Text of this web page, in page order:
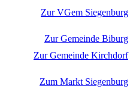
Zur VGem Siegenburg
Zur Gemeinde Biburg
Zur Gemeinde Kirchdorf
Zum Markt Siegenburg